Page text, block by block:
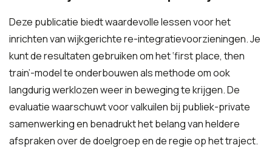
Deze publicatie biedt waardevolle lessen voor het
inrichten van wijkgerichte re-integratievoorzieningen. Je
kunt de resultaten gebruiken om het ‘first place, then
train’-model te onderbouwen als methode om ook
langdurig werklozen weer in beweging te krijgen. De
evaluatie waarschuwt voor valkuilen bij publiek-private
samenwerking en benadrukt het belang van heldere
afspraken over de doelgroep en de regie op het traject.